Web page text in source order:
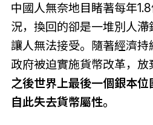
中國人無奈地目睹著每年
況，換回的卻是一堆別人
讓人無法接受。隨著經濟
政府被迫實施貨幣改革，放
之後世界上最後一個銀本
自此失去貨幣屬性。